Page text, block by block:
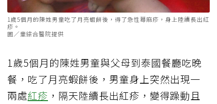
1歲5個月的陳姓男童吃了月亮蝦餅後，得了急性蕁麻疹，身上陸續長出紅
疹。
圖／童綜合醫院提供
1歲5個月的陳姓男童與父母到泰國餐廳吃晚
餐，吃了月亮蝦餅後，男童身上突然出現一
兩處紅疹 ，隔天陸續長出紅疹，變得躁動且